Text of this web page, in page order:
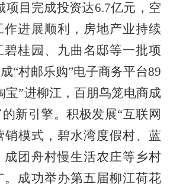
项目完成投资达6.7亿元，空
作进展顺利，房地产业持续
桂园、九曲名邸等一批项
“村邮乐购”电子商务平台89
宝”进柳江，百朋鸟笼电商成
新引擎。积极发展“互联网
销模式，碧水湾度假村、蓝
成团舟村慢生活农庄等乡村
。成功举办第五届柳江荷花